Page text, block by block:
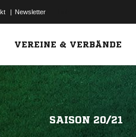
| Newsletter
VEREINE & VERBÄNDE
SAISON 20/21